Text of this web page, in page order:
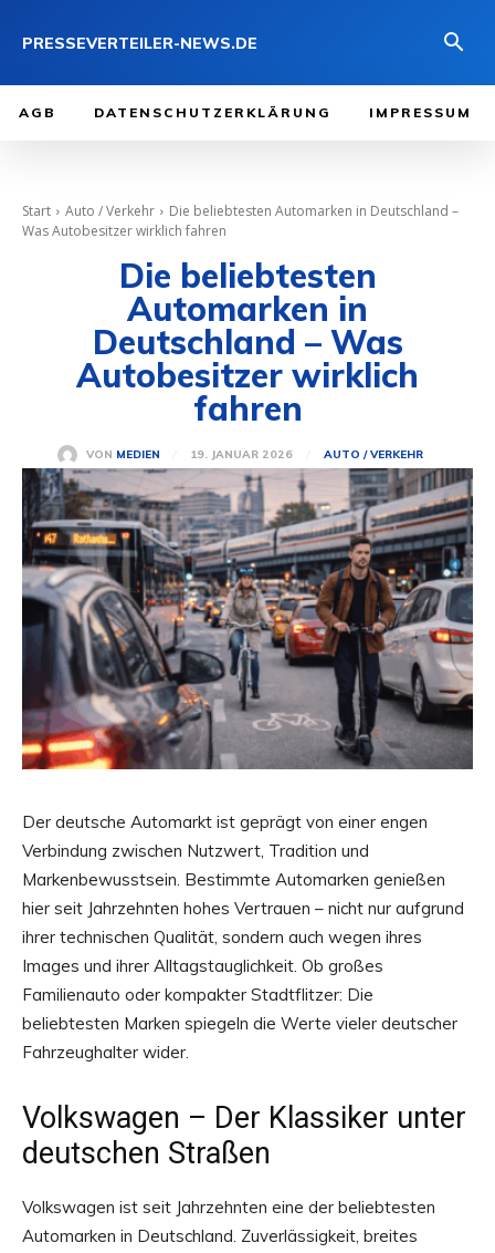
PRESSEVERTEILER-NEWS.DE
AGB DATENSCHUTZERKLÄRUNG IMPRESSUM
Start Auto / Verkehr
Die beliebtesten Automarken in Deutschland –
Was Autobesitzer wirklich fahren
Die beliebtesten
Automarken in
Deutschland – Was
Autobesitzer wirklich
fahren
VON MEDIEN 19. JANUAR 2026 AUTO / VERKEHR
Der deutsche Automarkt ist geprägt von einer engen
Verbindung zwischen Nutzwert, Tradition und
Markenbewusstsein. Bestimmte Automarken genießen
hier seit Jahrzehnten hohes Vertrauen – nicht nur aufgrund
ihrer technischen Qualität, sondern auch wegen ihres
Images und ihrer Alltagstauglichkeit. Ob großes
Familienauto oder kompakter Stadtflitzer: Die
beliebtesten Marken spiegeln die Werte vieler deutscher
Fahrzeughalter wider.
Volkswagen – Der Klassiker unter
deutschen Straßen
Volkswagen ist seit Jahrzehnten eine der beliebtesten
Automarken in Deutschland. Zuverlässigkeit, breites